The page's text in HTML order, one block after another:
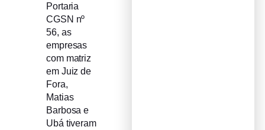
Portaria
CGSN nº
56, as
empresas
com matriz
em Juiz de
Fora,
Matias
Barbosa e
Ubá tiveram